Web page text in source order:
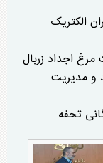
و مدیریت